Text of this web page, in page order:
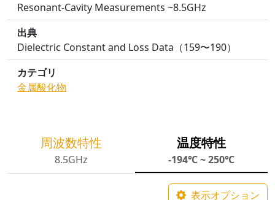
Resonant-Cavity Measurements ~8.5GHz
出典
Dielectric Constant and Loss Data（159〜190）
カテゴリ
金属酸化物
周波数特性
8.5GHz
温度特性
-194℃ ~ 250℃
表示オプション